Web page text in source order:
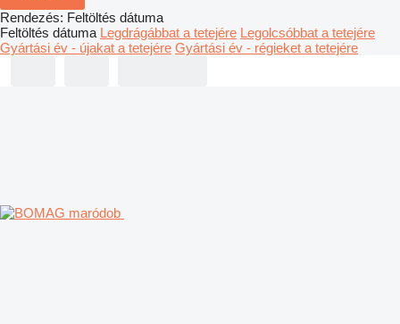
Rendezés: Feltöltés dátuma
Feltöltés dátuma Legdrágábbat a tetejére Legolcsóbbat a tetejére
Gyártási év - újakat a tetejére Gyártási év - régieket a tetejére